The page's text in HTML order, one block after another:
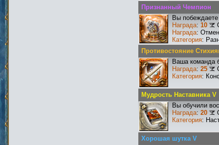
Признанный Чемпион
Вы
Награда: 10
Награда:
Категория:
Противостояние
Ваша команда
Награда: 25
Категория:
Мудрость Наставника V
Вы обучили
Награда: 20
Категория:
Хорошая шутка V